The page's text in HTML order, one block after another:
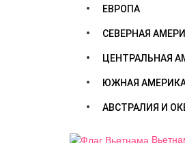
ЕВРОПА
СЕВЕРНАЯ
ЦЕНТРАЛЬНАЯ
ЮЖНАЯ
АВСТРАЛИЯ И